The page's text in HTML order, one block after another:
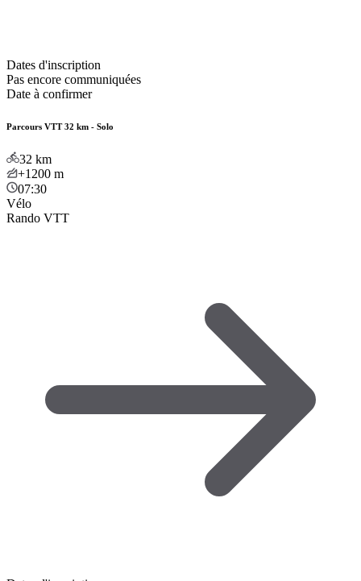
Dates d'inscription
Pas encore communiquées
Date à confirmer
Parcours VTT 32 km - Solo
32 km
+1200 m
07:30
Vélo
Rando VTT